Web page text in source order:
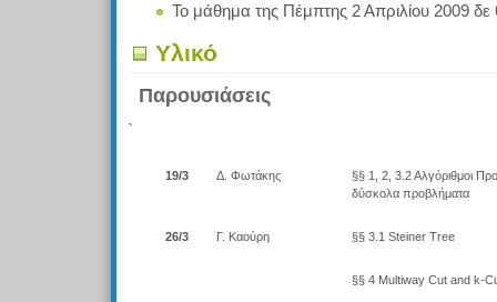
Το μάθημα της Πέμπτης 2 Απριλίου 2009 δε
Υλικό
Παρουσιάσεις
`
19/3 Δ. Φωτάκης
§§ 1, 2, 3.2 Αλγόριθμοι
δύσκολα προβλήματα
26/3 Γ. Καούρη §§ 3.1 Steiner Tree
§§ 4 Multiway Cut and k-